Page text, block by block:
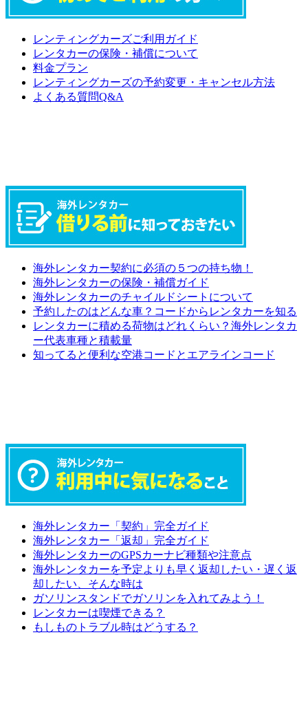
レンティングカーズご利用ガイド
レンタカーの保険・補償について
料金プラン
レンティングカーズの予約変更・キャンセル方法
よくある質問Q&A
海外レンタカー契約に必須の５つの持ち物！
海外レンタカーの保険・補償ガイド
海外レンタカーのチャイルドシートについて
予約したのはどんな車？コードからレンタカーを知る
レンタカーに積める荷物はどれくらい？海外レンタカ
ー代表車種と積載量
知ってると便利な空港コードとエアラインコード
海外レンタカー「契約」完全ガイド
海外レンタカー「返却」完全ガイド
海外レンタカーのGPSカーナビ種類や注意点
海外レンタカーを予定よりも早く返却したい・遅く返
却したい、そんな時は
ガソリンスタンドでガソリンを入れてみよう！
レンタカーは喫煙できる？
もしものトラブル時はどうする？